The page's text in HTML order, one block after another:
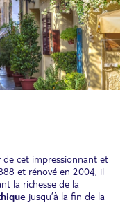
cet impressionnant et
et rénové en 2004, il
la richesse de la
jusqu’à la fin de la